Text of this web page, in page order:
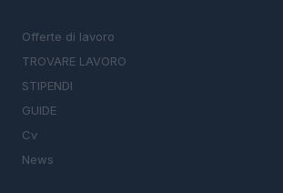
Offerte di lavoro
TROVARE LAVORO
STIPENDI
GUIDE
Cv
News